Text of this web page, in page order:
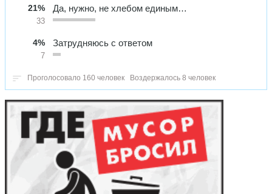
21%
33
Да, нужно, не хлебом единым…
4%
7
Затрудняюсь с ответом
Проголосовало 160 человек Воздержалось 8 человек